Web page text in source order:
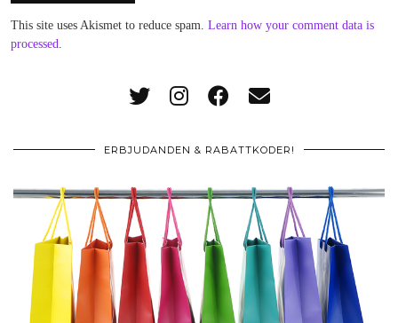
This site uses Akismet to reduce spam. Learn how your comment data is
processed.
ERBJUDANDEN & RABATTKODER!